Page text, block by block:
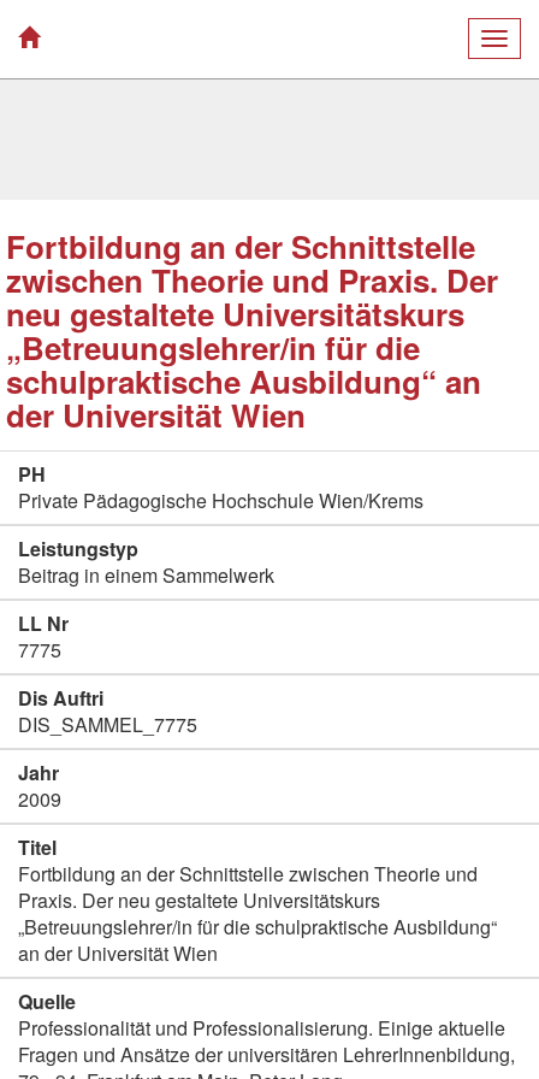
Fortbildung an der Schnittstelle
zwischen Theorie und Praxis. Der
neu gestaltete Universitätskurs
„Betreuungslehrer/in für die
schulpraktische Ausbildung“ an
der Universität Wien
PH
Private Pädagogische Hochschule Wien/Krems
Leistungstyp
Beitrag in einem Sammelwerk
LL Nr
7775
Dis Auftri
DIS_SAMMEL_7775
Jahr
2009
Titel
Fortbildung an der Schnittstelle zwischen Theorie und
Praxis. Der neu gestaltete Universitätskurs
„Betreuungslehrer/in für die schulpraktische Ausbildung“
an der Universität Wien
Quelle
Professionalität und Professionalisierung. Einige aktuelle
Fragen und Ansätze der universitären LehrerInnenbildung,